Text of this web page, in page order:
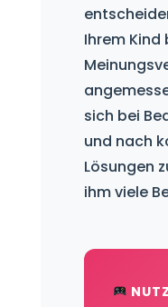
Ihrem Kind
sich bei
und nach
Lösungen
ihm viele